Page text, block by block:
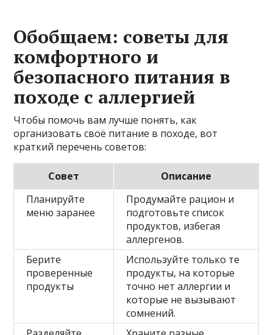
Обобщаем: советы для
комфортного и
безопасного питания в
походе с аллергией
Чтобы помочь вам лучше понять, как
организовать своё питание в походе, вот
краткий перечень советов:
Совет
Описание
Планируйте
меню заранее
Продумайте рацион и
подготовьте список
продуктов, избегая
аллергенов.
Берите
проверенные
продукты
Используйте только те
продукты, на которые
точно нет аллергии и
которые не вызывают
сомнений.